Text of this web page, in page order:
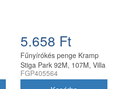
5.658 Ft
Fűnyírókés penge Kramp
Stiga Park 92M, 107M, Villa
92M, 107M 170 mm
FGP405564